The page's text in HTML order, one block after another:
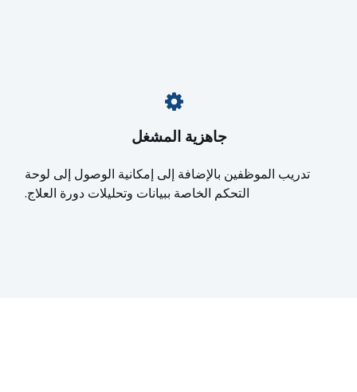
جاهزية المشغل
تدريب الموظفين بالإضافة إلى إمكانية الوصول إلى لوحة
التحكم الخاصة ببيانات وتحليلات دورة العلاج.